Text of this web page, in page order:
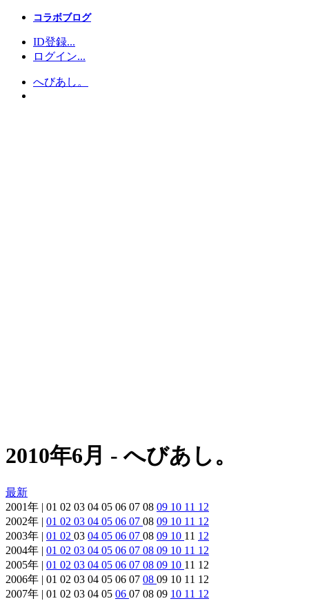
コラボブログ
ID登録...
ログイン...
へびあし。
2010年6月 - へびあし。
最新
2001年 | 01 02 03 04 05 06 07 08 09 10 11 12
2002年 | 01 02 03 04 05 06 07 08 09 10 11 12
2003年 | 01 02 03 04 05 06 07 08 09 10 11 12
2004年 | 01 02 03 04 05 06 07 08 09 10 11 12
2005年 | 01 02 03 04 05 06 07 08 09 10 11 12
2006年 | 01 02 03 04 05 06 07 08 09 10 11 12
2007年 | 01 02 03 04 05 06 07 08 09 10 11 12